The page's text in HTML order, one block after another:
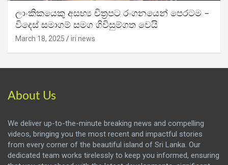
ලාංකිකයෙකු අසභ්‍ය චිත්‍රපට රංගනයෙන් පෙරටම –
විදෙස් සමාගම් සමග ගිවිසුම්ගත වෙයි
March 18, 2025 iri news
About Us
We deliver up-to-the-minute breaking news and compelling
videos, bringing you the most recent and impactful stories
from every corner of the beautiful island of Sri Lanka. Our
dedicated team works tirelessly to keep you informed, ensuring